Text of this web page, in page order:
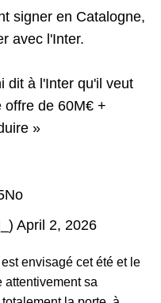
signer en Catalogne,
avec l'Inter.
dit à l'Inter qu'il veut
offre de 60M€ +
»
April 2, 2026
envisagé cet été et le
attentivement sa